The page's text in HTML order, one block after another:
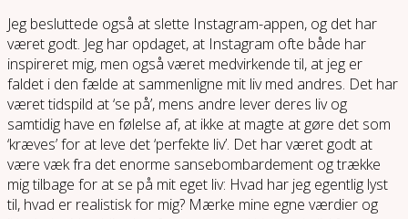
Jeg besluttede også at slette Instagram-appen, og det har
været godt. Jeg har opdaget, at Instagram ofte både har
inspireret mig, men også været medvirkende til, at jeg er
faldet i den fælde at sammenligne mit liv med andres. Det har
været tidspild at ‘se på’, mens andre lever deres liv og
samtidig have en følelse af, at ikke at magte at gøre det som
‘kræves’ for at leve det ‘perfekte liv’. Det har været godt at
være væk fra det enorme sansebombardement og trække
mig tilbage for at se på mit eget liv: Hvad har jeg egentlig lyst
til, hvad er realistisk for mig? Mærke mine egne værdier og